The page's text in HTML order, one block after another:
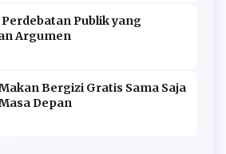
Publik yang
Argumen
Bergizi Gratis Sama Saja
Depan